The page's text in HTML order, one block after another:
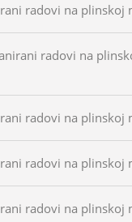
radovi na plinskoj
radovi na
radovi na plinskoj
radovi na plinskoj
radovi na plinskoj